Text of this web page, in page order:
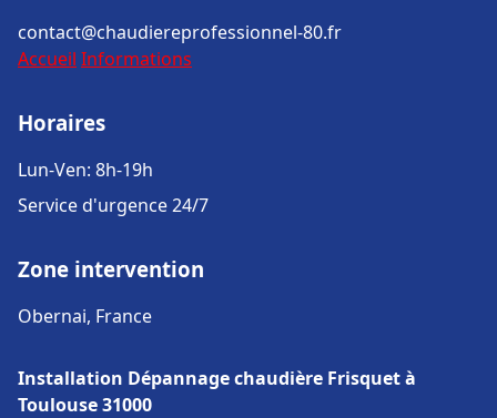
contact@chaudiereprofessionnel-80.fr
Accueil Informations
Horaires
Lun-Ven: 8h-19h
Service d'urgence 24/7
Zone intervention
Obernai, France
Installation Dépannage chaudière Frisquet à
Toulouse 31000